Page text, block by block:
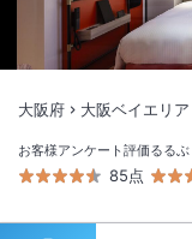
大阪府 大阪ベイエリ
お客様アンケート評価
85点
るる